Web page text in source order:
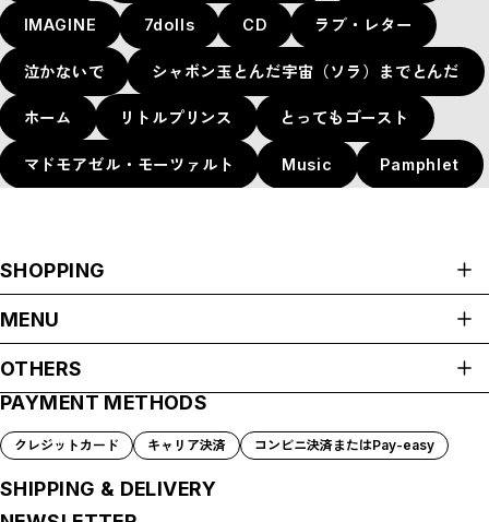
IMAGINE 7dolls CD ラブ・レター
泣かないで シャボン玉とんだ宇宙（ソラ）までとんだ
ホーム リトルプリンス とってもゴースト
マドモアゼル・モーツァルト Music Pamphlet
SHOPPING
グッバイマイダーリン★
Goods
グッバイマイダーリン★
SUNDAY
IMAGINE
MENU
SHOP GUIDE
PAYMENT METHODS
BLOG
COMMUNITY
CONTACT
OTHERS
プライバシーポリシー
特定商取引法に基づく表記
PAYMENT METHODS
クレジットカード キャリア決済 コンビニ決済またはPay-easy
SHIPPING & DELIVERY